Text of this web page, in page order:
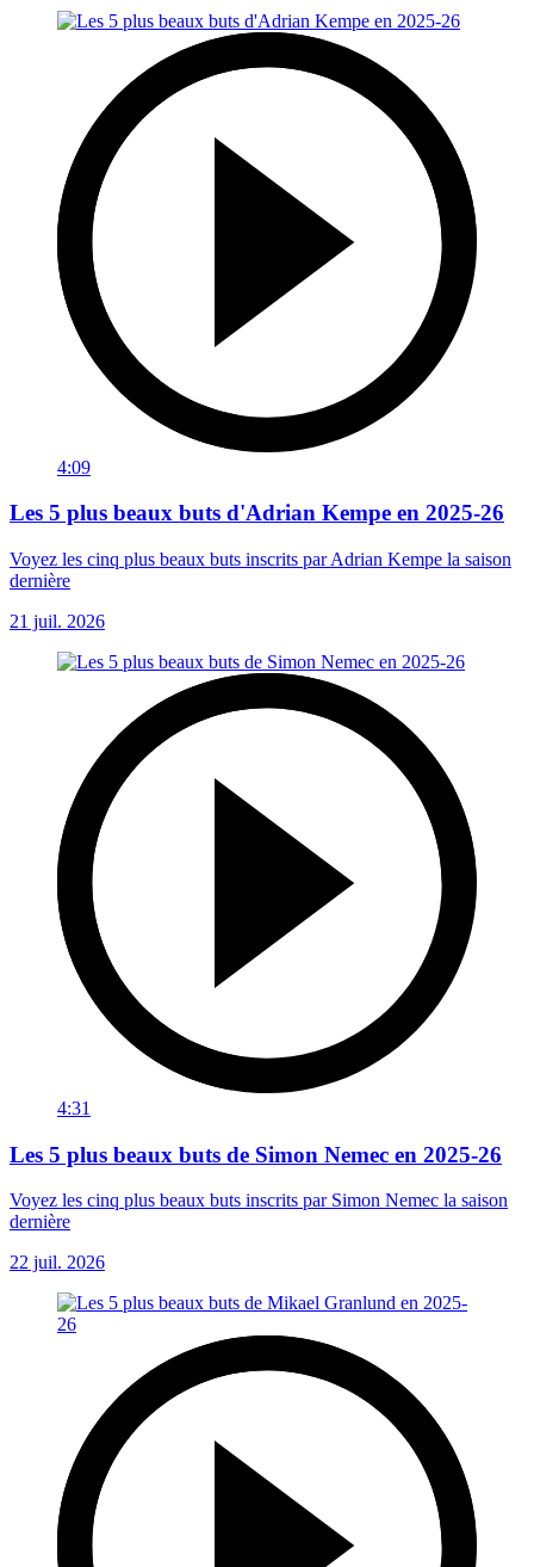
4:09
Les 5 plus beaux buts d'Adrian Kempe en 2025-26
Voyez les cinq plus beaux buts inscrits par Adrian Kempe la saison
dernière
21 juil. 2026
4:31
Les 5 plus beaux buts de Simon Nemec en 2025-26
Voyez les cinq plus beaux buts inscrits par Simon Nemec la saison
dernière
22 juil. 2026